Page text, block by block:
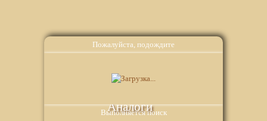
Пожалуйста, подождите
Выполняется поиск
Аналоги